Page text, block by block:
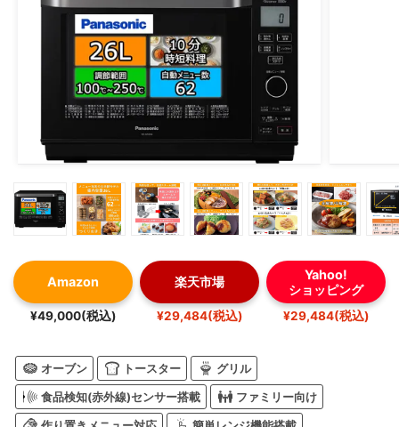
Amazon
¥49,000(税込)
楽天市場
¥29,484(税込)
Yahoo!
ショッピング
¥29,484(税込)
オーブン トースター グリル
食品検知(赤外線)センサー搭載 ファミリー向け